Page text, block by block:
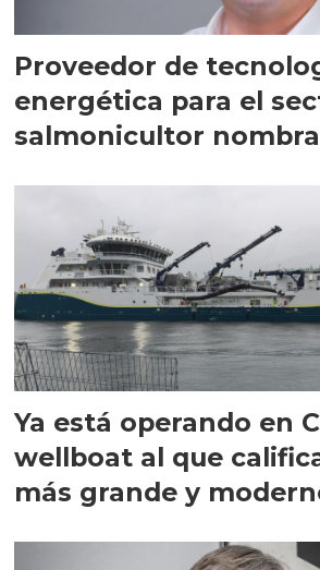
Proveedor de
energética para el
salmonicultor
Ya está operando en
wellboat al que
más grande y